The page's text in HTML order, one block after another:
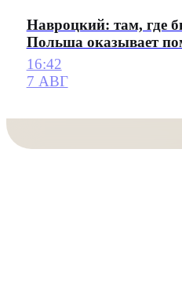
Навроцкий: там, где
Польша оказывает
16:42
7 АВГ